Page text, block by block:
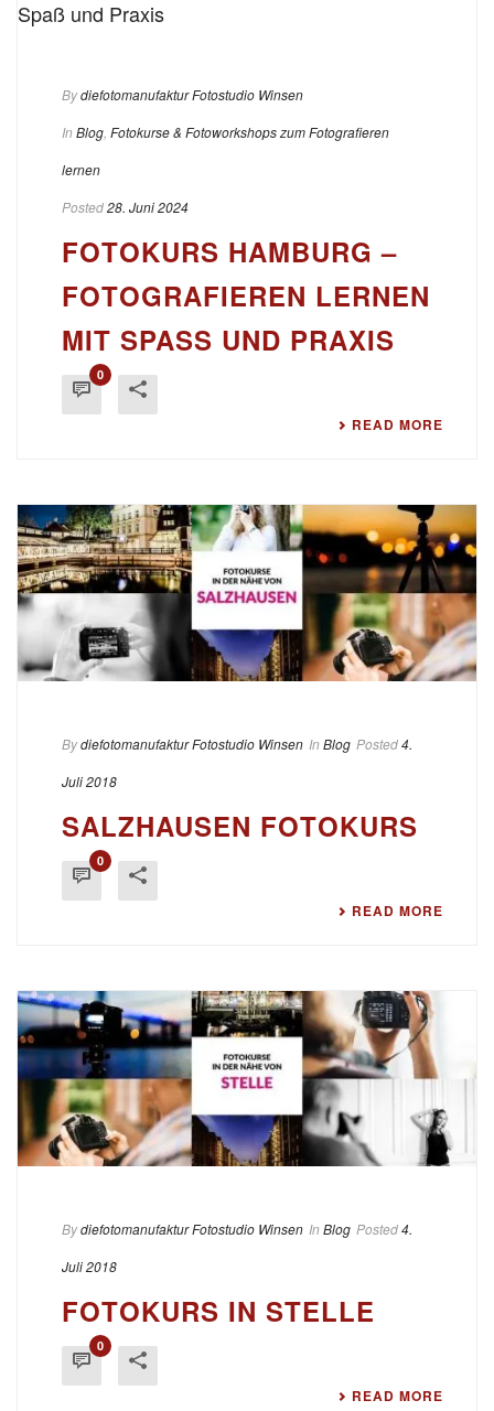
Bydiefotomanufaktur Fotostudio Winsen
In Blog Fotokurse & Fotoworkshops zum Fotografieren
lernen
Posted28. Juni 2024
FOTOKURS HAMBURG –
FOTOGRAFIEREN LERNEN
MIT SPASS UND PRAXIS
0
READ MORE
Bydiefotomanufaktur Fotostudio Winsen In Blog Posted4.
Juli 2018
SALZHAUSEN FOTOKURS
0
READ MORE
Bydiefotomanufaktur Fotostudio Winsen In Blog Posted4.
Juli 2018
FOTOKURS IN STELLE
0
READ MORE